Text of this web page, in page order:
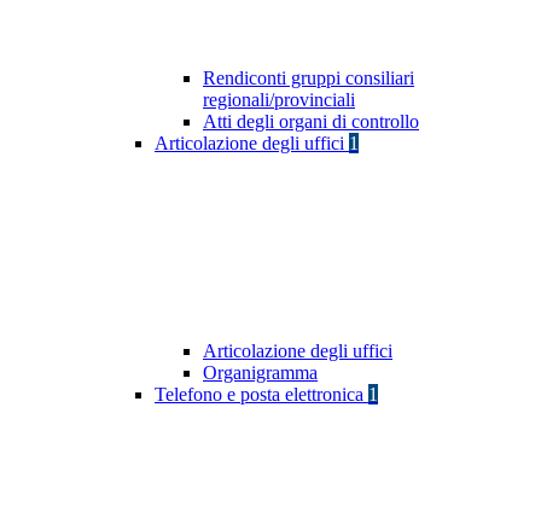
Rendiconti gruppi consiliari
regionali/provinciali
Atti degli organi di controllo
Articolazione degli uffici 1
Articolazione degli uffici
Organigramma
Telefono e posta elettronica 1